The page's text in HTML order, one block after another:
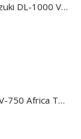
Ανορθωτής Arrowhead Suzuki DL-1000 V'Strom
Λάστιχο Ποδιάς Honda XRV-750 Africa Twin